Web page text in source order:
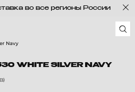
во все регионы России
WHITE SILVER NAVY